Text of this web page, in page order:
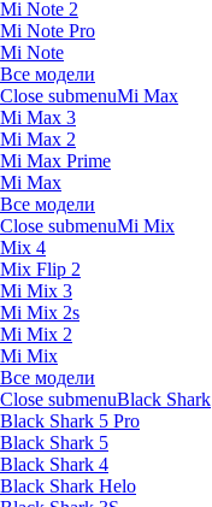
Mi Note 2
Mi Note Pro
Mi Note
Все модели
Close submenuMi Max
Mi Max 3
Mi Max 2
Mi Max Prime
Mi Max
Все модели
Close submenuMi Mix
Mix 4
Mix Flip 2
Mi Mix 3
Mi Mix 2s
Mi Mix 2
Mi Mix
Все модели
Close submenuBlack Shark
Black Shark 5 Pro
Black Shark 5
Black Shark 4
Black Shark Helo